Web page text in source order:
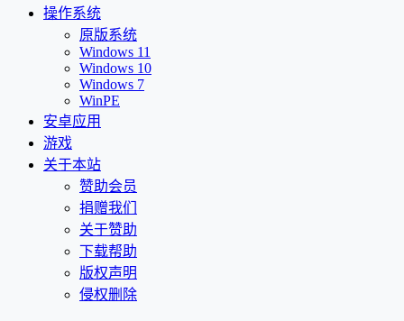
操作系统
原版系统
Windows 11
Windows 10
Windows 7
WinPE
安卓应用
游戏
关于本站
赞助会员
捐赠我们
关于赞助
下载帮助
版权声明
侵权删除